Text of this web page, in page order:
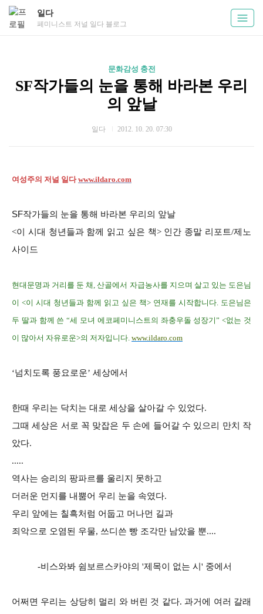
일다
페미니스트 저널 일다 블로그
문화감성 충전
SF작가들의 눈을 통해 바라본 우리
의 앞날
일다 2012. 10. 20. 07:30
여성주의 저널 일다www.ildaro.com
SF작가들의 눈을 통해 바라본 우리의 앞날
<이 시대 청년들과 함께 읽고 싶은 책> 인간 종말 리포트/제노
사이드
현대문명과 거리를 둔 채, 산골에서 자급농사를 지으며 살고 있는 도은님
이 <이 시대 청년들과 함께 읽고 싶은 책> 연재를 시작합니다. 도은님은
두 딸과 함께 쓴 “세 모녀 에코페미니스트의 좌충우돌 성장기” <없는 것
이 많아서 자유로운>의 저자입니다. www.ildaro.com
‘넘치도록 풍요로운’ 세상에서
한때 우리는 닥치는 대로 세상을 살아갈 수 있었다.
그때 세상은 서로 꼭 맞잡은 두 손에 들어갈 수 있으리 만치 작
았다.
.....
역사는 승리의 팡파르를 울리지 못하고
더러운 먼지를 내뿜어 우리 눈을 속였다.
우리 앞에는 칠흑처럼 어둡고 머나먼 길과
죄악으로 오염된 우물, 쓰디쓴 빵 조각만 남았을 뿐....
-비스와봐 쉼보르스카야의 '제목이 없는 시' 중에서
어쩌면 우리는 상당히 멀리 와 버린 것 같다. 과거에 여러 갈래